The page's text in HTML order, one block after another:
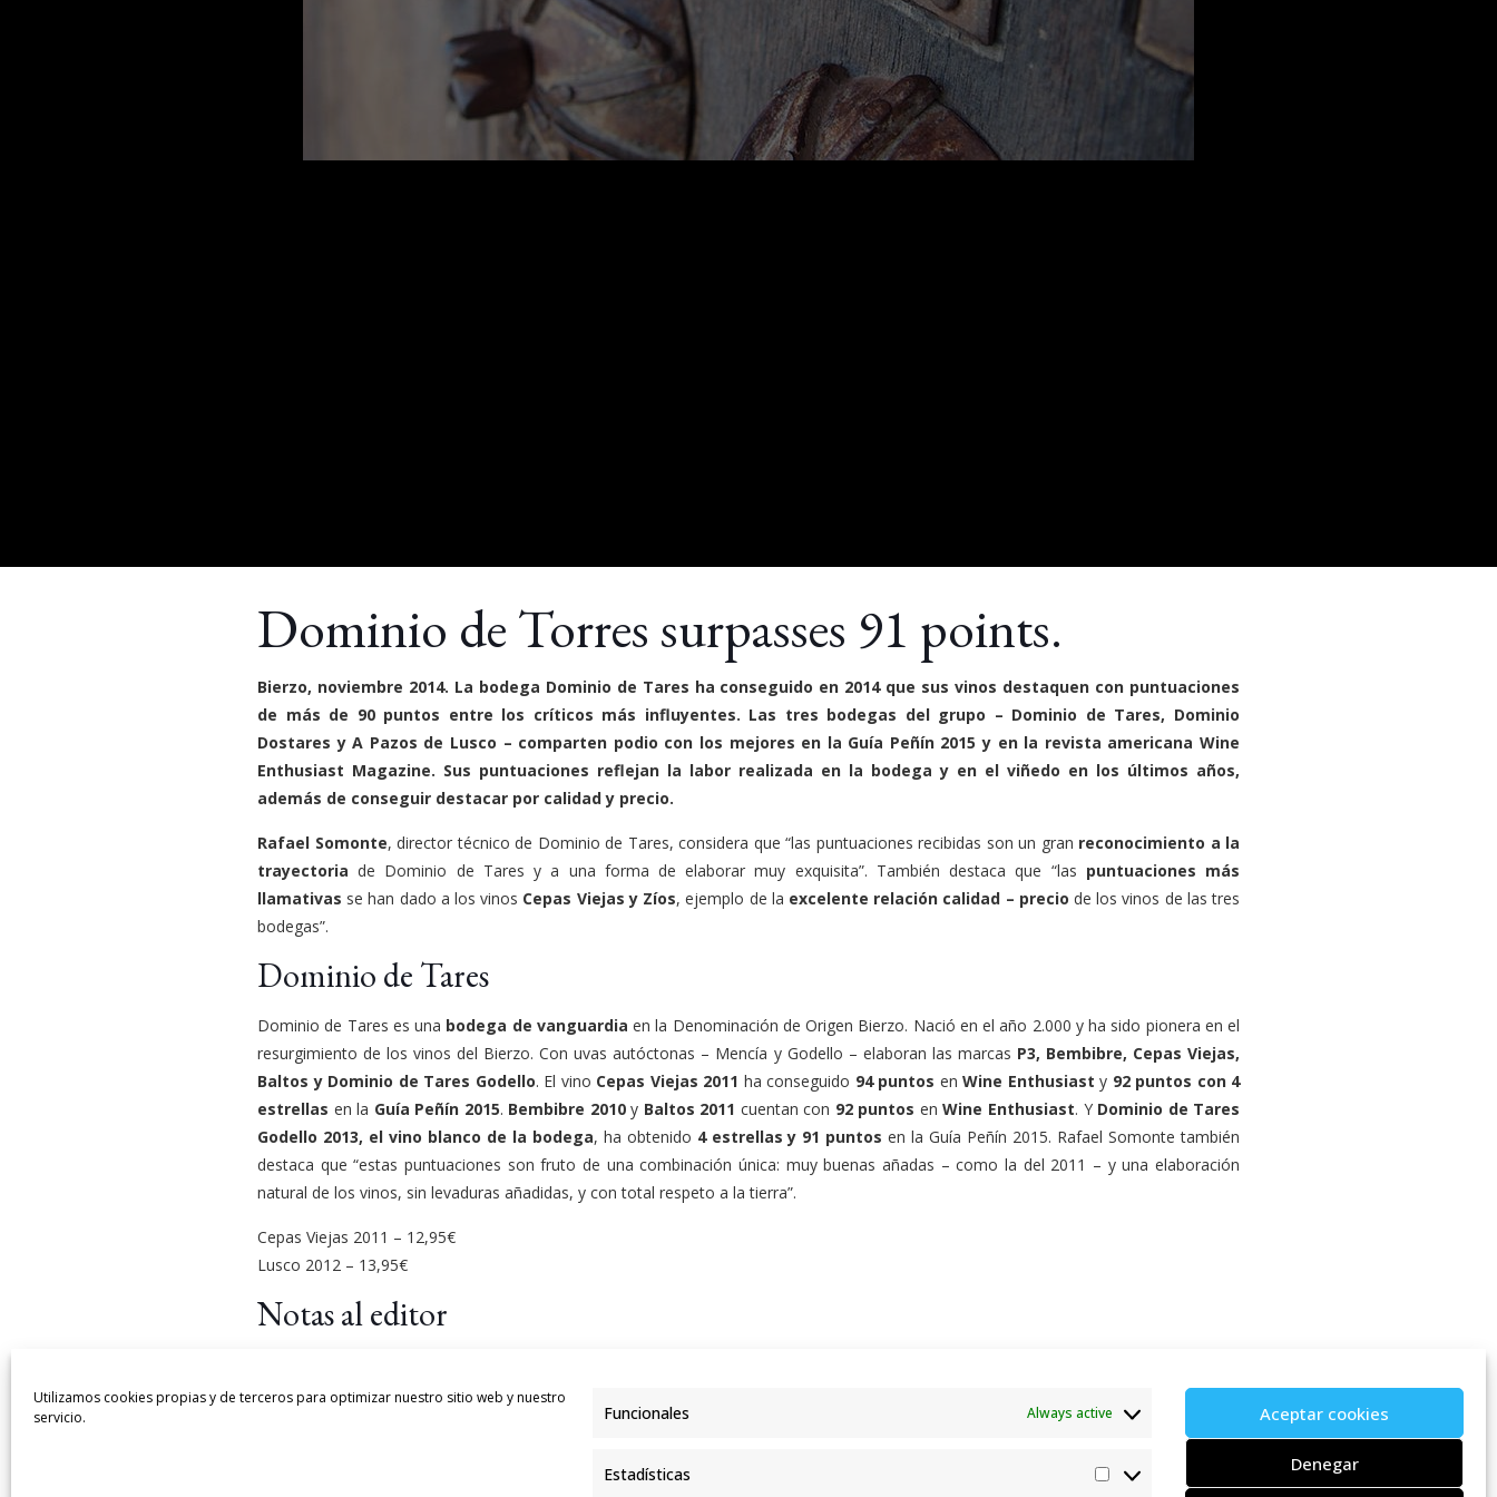
Utilizamos cookies propias y de terceros para optimizar nuestro sitio web y nuestro
servicio.
Funcionales Always active
Estadísticas
Aceptar cookies
Denegar
Dominio de Torres surpasses 91 points.
Bierzo, noviembre 2014. La bodega Dominio de Tares ha conseguido en 2014 que sus vinos destaquen con puntuaciones
de más de 90 puntos entre los críticos más influyentes. Las tres bodegas del grupo – Dominio de Tares, Dominio
Dostares y A Pazos de Lusco – comparten podio con los mejores en la Guía Peñín 2015 y en la revista americana Wine
Enthusiast Magazine. Sus puntuaciones reflejan la labor realizada en la bodega y en el viñedo en los últimos años,
además de conseguir destacar por calidad y precio.
Rafael Somonte, director técnico de Dominio de Tares, considera que “las puntuaciones recibidas son un gran reconocimiento a la
trayectoria de Dominio de Tares y a una forma de elaborar muy exquisita”. También destaca que “las puntuaciones más
llamativas se han dado a los vinos Cepas Viejas y Zíos, ejemplo de la excelente relación calidad – precio de los vinos de las tres
bodegas”.
Dominio de Tares
Dominio de Tares es una bodega de vanguardia en la Denominación de Origen Bierzo. Nació en el año 2.000 y ha sido pionera en el
resurgimiento de los vinos del Bierzo. Con uvas autóctonas – Mencía y Godello – elaboran las marcas P3, Bembibre, Cepas Viejas,
Baltos y Dominio de Tares Godello. El vino Cepas Viejas 2011 ha conseguido 94 puntos en Wine Enthusiast y 92 puntos con 4
estrellas en la Guía Peñín 2015. Bembibre 2010y Baltos 2011 cuentan con 92 puntos enWine Enthusiast. Y Dominio de Tares
Godello 2013, el vino blanco de la bodega, ha obtenido 4 estrellas y 91 puntos en la Guía Peñín 2015. Rafael Somonte también
destaca que “estas puntuaciones son fruto de una combinación única: muy buenas añadas – como la del 2011 – y una elaboración
natural de los vinos, sin levaduras añadidas, y con total respeto a la tierra”.
Cepas Viejas 2011 – 12,95€
Lusco 2012 – 13,95€
Notas al editor
grupo de bodegas que elaboran los vinos bajo las Denominaciones Bierzo, Vinos de la Tierra de Castilla y León y Rías
Baixas. Los vinos se distribuyen en España y se exportan principalmente a los países nórdicos, Canadá, Estados Unidos y
Tombú, the 2014